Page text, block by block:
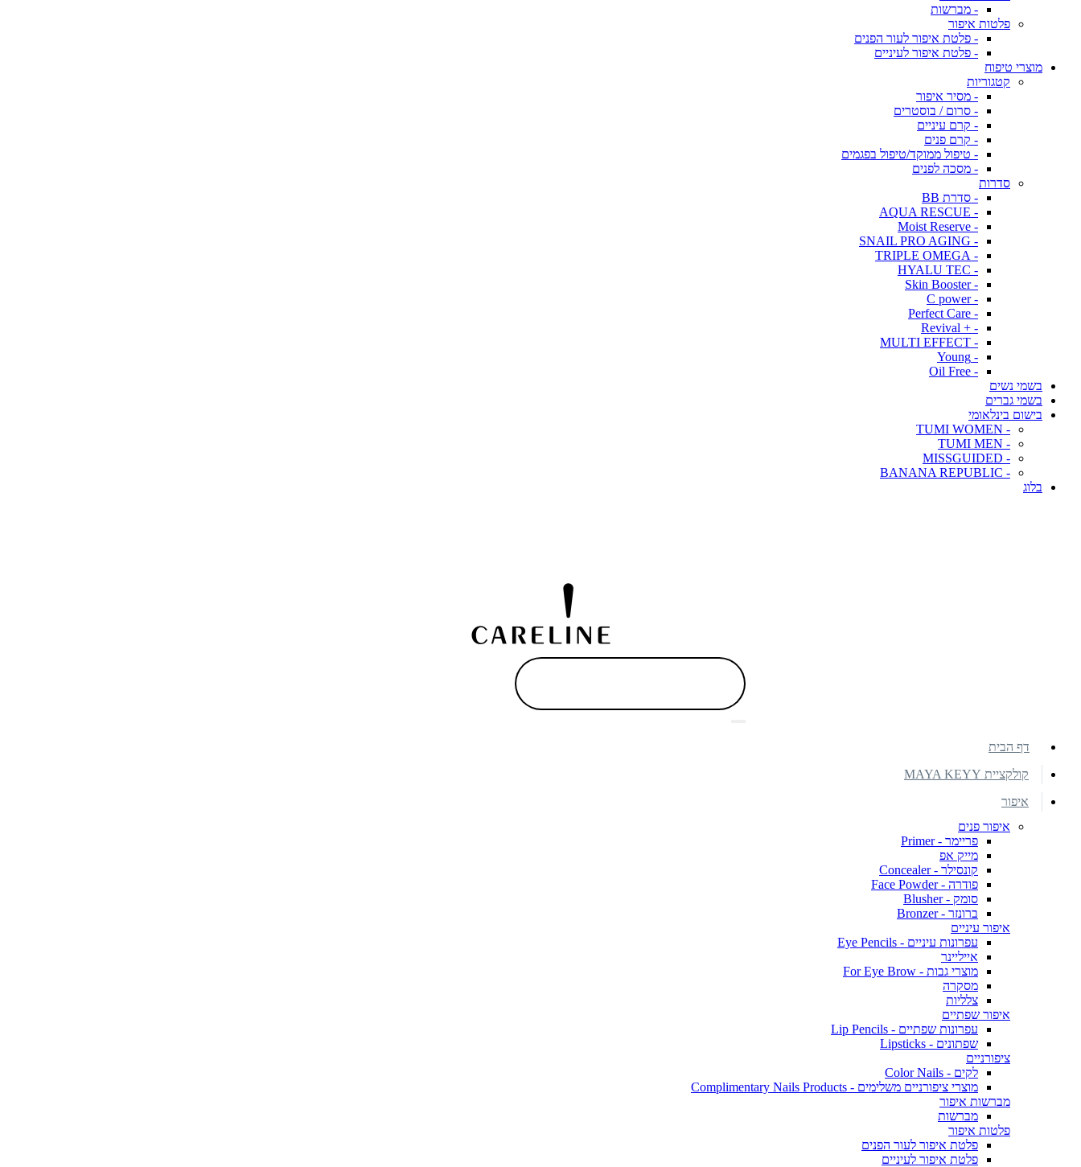
- מברשות
פלטות איפור
- פלטת איפור לעור הפנים
- פלטת איפור לעיניים
מוצרי טיפוח
קטגוריות
- מסיר איפור
- סרום / בוסטרים
- קרם עיניים
- קרם פנים
- טיפול ממוקד/טיפול בפגמים
- מסכה לפנים
סדרות
- סדרת BB
- AQUA RESCUE
- Moist Reserve
- SNAIL PRO AGING
- TRIPLE OMEGA
- HYALU TEC
- Skin Booster
- C power
- Perfect Care
- + Revival
- MULTI EFFECT
- Young
- Oil Free
בשמי נשים
בשמי גברים
בישום בינלאומי
- TUMI WOMEN
- TUMI MEN
- MISSGUIDED
- BANANA REPUBLIC
בלוג
דף הבית
קולקציית MAYA KEYY
איפור
איפור פנים
פריימר - Primer
מייק אפ
קונסילר - Concealer
פודרה - Face Powder
סומק - Blusher
ברונזר - Bronzer
איפור עיניים
עפרונות עיניים - Eye Pencils
אייליינר
מוצרי גבות - For Eye Brow
מסקרה
צלליות
איפור שפתיים
עפרונות שפתיים - Lip Pencils
שפתונים - Lipsticks
ציפורניים
לקים - Color Nails
מוצרי ציפורניים משלימים - Complimentary Nails Products
מברשות איפור
מברשות
פלטות איפור
פלטת איפור לעור הפנים
פלטת איפור לעיניים